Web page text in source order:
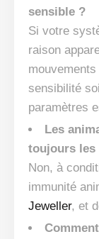
sensible ?
Si votre
raison
sensibilité
paramètres
Les
toujours les
Non, à
immunité
Jeweller, et